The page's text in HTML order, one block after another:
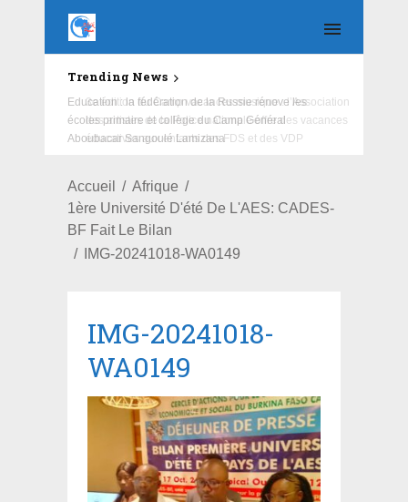
Trending News
Education : la fédération de la Russie rénove les
écoles primaire et collège du Camp Général
Aboubacar Sangoulé Lamizana
Accueil
Afrique
1ère Université D'été De L'AES: CADES-
BF Fait Le Bilan
IMG-20241018-WA0149
IMG-20241018-
WA0149